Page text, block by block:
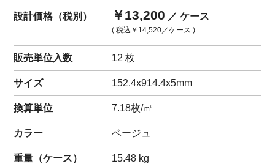
設計価格（税別） ￥13,200 ／ ケース
( 税込 ￥14,520／ケース )
販売単位入数 12 枚
サイズ 152.4x914.4x5mm
換算単位 7.18枚/㎡
カラー ベージュ
重量（ケース） 15.48 kg